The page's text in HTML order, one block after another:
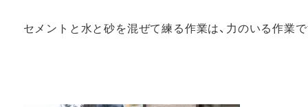
セメントと水と砂を混ぜて練る作業は、力のいる作業で